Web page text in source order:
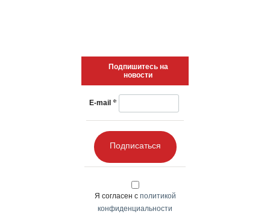
Подпишитесь на
новости
E-mail *
Подписаться
Я согласен с политикой
конфиденциальности